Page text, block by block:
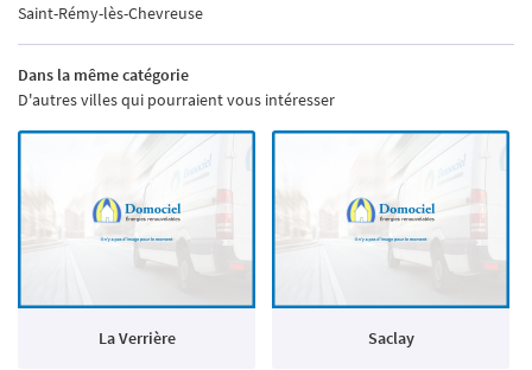
Saint-Rémy-lès-Chevreuse
Dans la même catégorie
D'autres villes qui pourraient vous intéresser
La Verrière Saclay